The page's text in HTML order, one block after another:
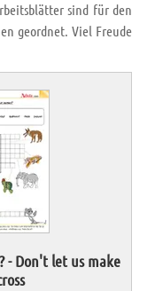
sind für den
geordnet. Viel Freude
- Don't let us make